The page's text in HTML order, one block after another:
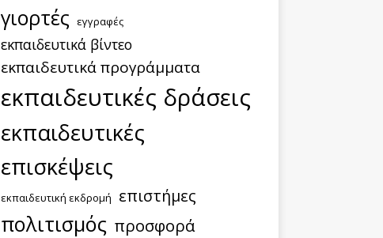
γιορτές εγγραφές
εκπαιδευτικά βίντεο
εκπαιδευτικά προγράμματα
εκπαιδευτικές δράσεις
εκπαιδευτικές
επισκέψεις
εκπαιδευτική εκδρομή επιστήμες
πολιτισμός προσφορά